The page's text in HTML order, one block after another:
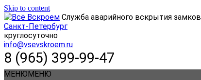
Skip to content
Служба аварийного вскрытия замков
Санкт-Петербург
круглосуточно
info@vsevskroem.ru
8 (965) 399-99-47
МЕНЮМЕНЮ